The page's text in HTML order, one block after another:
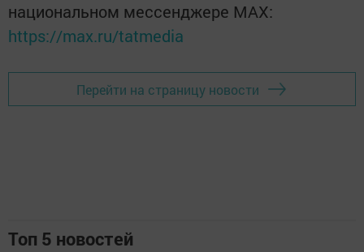
национальном мессенджере MАХ:
https://max.ru/tatmedia
Перейти на страницу новости
Топ 5 новостей